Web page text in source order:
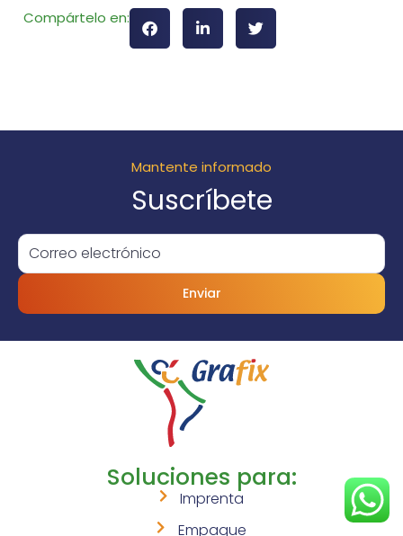
Compártelo en:
Mantente informado
Suscríbete
Enviar
Soluciones para:
Imprenta
Empaque